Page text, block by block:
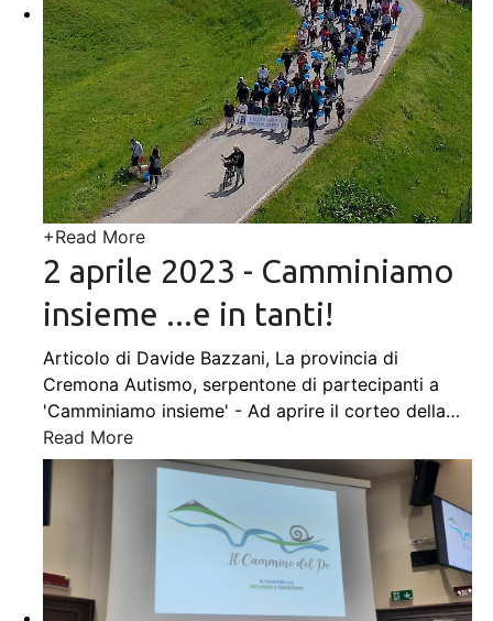
+Read More
2 aprile 2023 - Camminiamo
insieme ...e in tanti!
Articolo di Davide Bazzani, La provincia di
Cremona Autismo, serpentone di partecipanti a
'Camminiamo insieme' - Ad aprire il corteo della…
Read More